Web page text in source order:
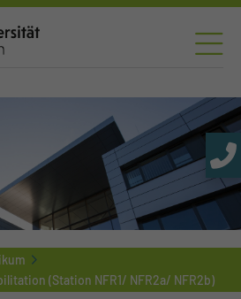
(Station NFR1/ NFR2a/ NFR2b)